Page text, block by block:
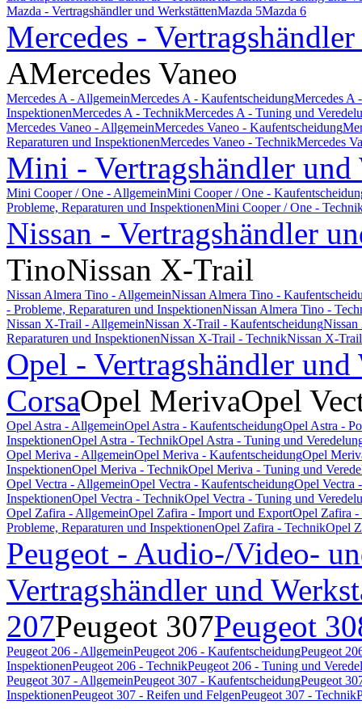
Mazda - Vertragshändler und WerkstättenMazda 5Mazda 6
Mercedes -
AMercedes Vaneo
Mercedes A - AllgemeinMercedes A - KaufentscheidungMercedes A
InspektionenMercedes A - TechnikMercedes A - Tuning und
Mercedes Vaneo - AllgemeinMercedes Vaneo - Kaufentscheidung
Reparaturen und InspektionenMercedes Vaneo - TechnikMercedes
Mini - Vertragshändler und
Mini Cooper / One - AllgemeinMini Cooper / One -
Probleme, Reparaturen und InspektionenMini Cooper / One -
Nissan - Vertragshändler
TinoNissan X-Trail
Nissan Almera Tino - AllgemeinNissan Almera Tino -
- Probleme, Reparaturen und InspektionenNissan Almera Tino -
Nissan X-Trail - AllgemeinNissan X-Trail - KaufentscheidungNissan
Reparaturen und InspektionenNissan X-Trail - TechnikNissan X-
Opel - Vertragshändler und
CorsaOpel MerivaOpel
Opel Astra - AllgemeinOpel Astra - KaufentscheidungOpel Astra -
InspektionenOpel Astra - TechnikOpel Astra - Tuning und
Opel Meriva - AllgemeinOpel Meriva - KaufentscheidungOpel
InspektionenOpel Meriva - TechnikOpel Meriva - Tuning und
Opel Vectra - AllgemeinOpel Vectra - KaufentscheidungOpel Vectra
InspektionenOpel Vectra - TechnikOpel Vectra - Tuning und
Opel Zafira - AllgemeinOpel Zafira - Import und ExportOpel Zafira -
Probleme, Reparaturen und InspektionenOpel Zafira - TechnikOpel
Peugeot - Audio-/Video-
Vertragshändler und
207Peugeot 307Peugeot
Peugeot 206 - AllgemeinPeugeot 206 - KaufentscheidungPeugeot
InspektionenPeugeot 206 - TechnikPeugeot 206 - Tuning und
Peugeot 307 - AllgemeinPeugeot 307 - KaufentscheidungPeugeot
InspektionenPeugeot 307 - Reifen und FelgenPeugeot 307 - Technik